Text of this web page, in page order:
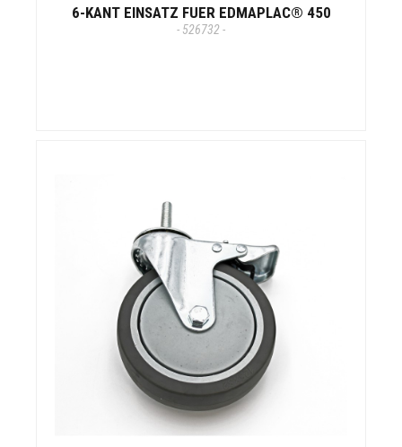
6-KANT EINSATZ FUER EDMAPLAC® 450
- 526732 -